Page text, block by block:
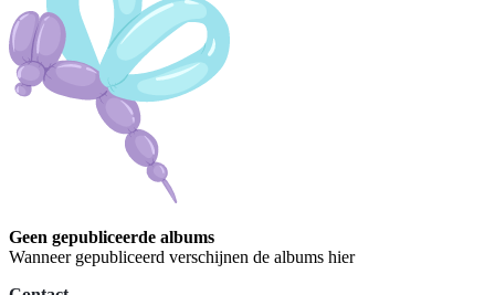
Geen gepubliceerde albums
Wanneer gepubliceerd verschijnen de albums hier